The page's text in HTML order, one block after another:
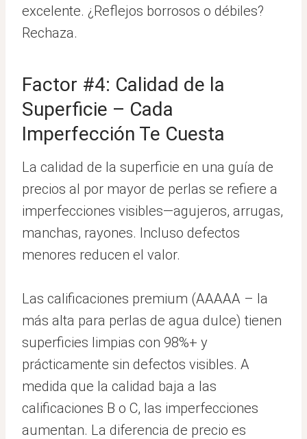
excelente. ¿Reflejos borrosos o débiles?
Rechaza.
Factor #4: Calidad de la
Superficie – Cada
Imperfección Te Cuesta
La calidad de la superficie en una guía de
precios al por mayor de perlas se refiere a
imperfecciones visibles—agujeros, arrugas,
manchas, rayones. Incluso defectos
menores reducen el valor.
Las calificaciones premium (AAAAA – la
más alta para perlas de agua dulce) tienen
superficies limpias con 98%+ y
prácticamente sin defectos visibles. A
medida que la calidad baja a las
calificaciones B o C, las imperfecciones
aumentan. La diferencia de precio es